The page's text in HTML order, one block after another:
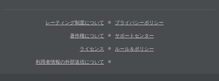
レーティング制度について プライバシーポリシー
著作権について サポートセンター
ライセンス ルール＆ポリシー
利用者情報の外部送信について